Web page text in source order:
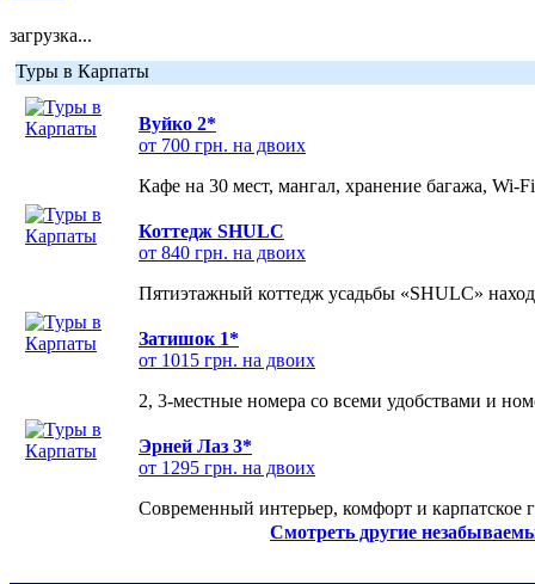
загрузка...
Туры в Карпаты
Вуйко 2*
от 700 грн. на двоих
Кафе на 30 мест, мангал, хранение багажа, Wi-
Коттедж SHULC
от 840 грн. на двоих
Пятиэтажный коттедж усадьбы «SHULC»
Затишок 1*
от 1015 грн. на двоих
2, 3-местные номера со всеми удобствами и
Эрней Лаз 3*
от 1295 грн. на двоих
Современный интерьер, комфорт и карпатское
Смотреть другие